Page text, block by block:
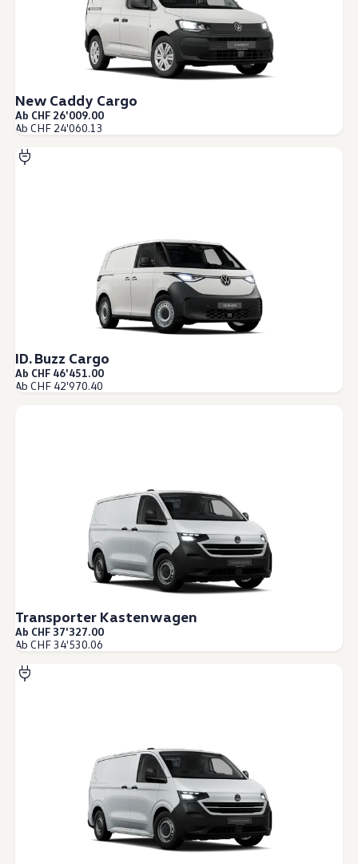
New Caddy Cargo
Ab CHF 26'009.00
Ab CHF 24'060.13
ID. Buzz Cargo
Ab CHF 46'451.00
Ab CHF 42'970.40
Transporter Kastenwagen
Ab CHF 37'327.00
Ab CHF 34'530.06